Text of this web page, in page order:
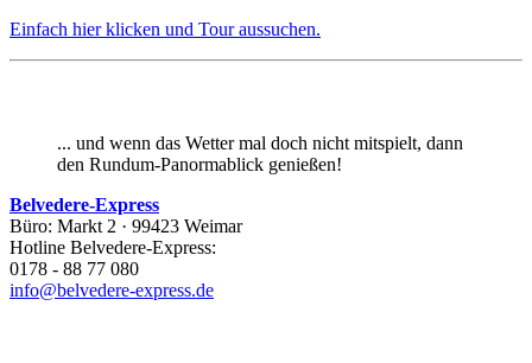
Einfach hier klicken und Tour aussuchen.
... und wenn das Wetter mal doch nicht mitspielt, dann
den Rundum-Panormablick genießen!
Belvedere-Express
Büro: Markt 2 · 99423 Weimar
Hotline Belvedere-Express:
0178 - 88 77 080
info@belvedere-express.de